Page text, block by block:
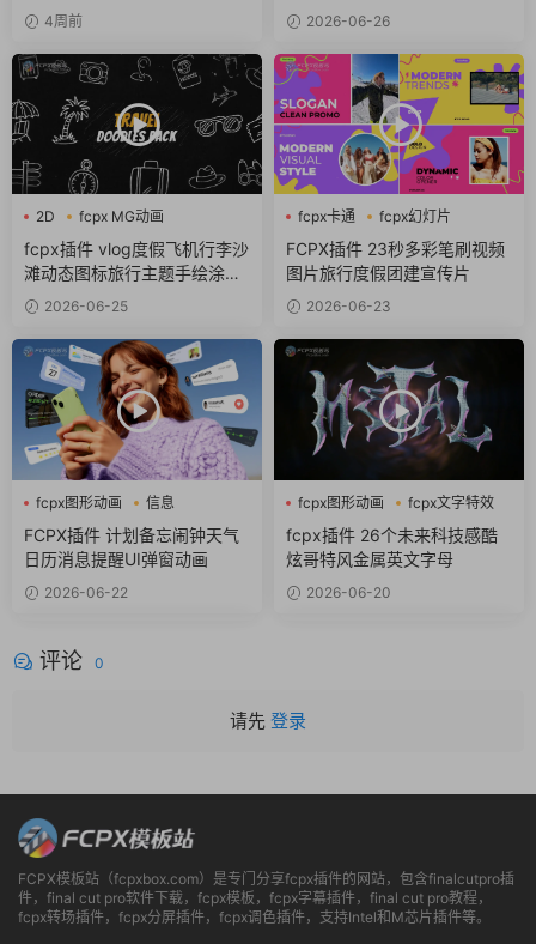
插件4周前
cpx插件
2026-06-26
2D
fcpx MG动画
fcpx卡通
fcpx插件 vlog度假飞机行李沙
滩动态图标旅行主题手绘涂鸦
包 2026-06-25
fcpx卡通
fcpx幻灯片
fcpx视频开场
FCPX插件 23秒多彩笔刷视频
图片旅行度假团建宣传片
2026-06-23
fcpx图形动画
信息
商务风
FCPX插件 计划备忘闹钟天气
日历消息提醒UI弹窗动画
2026-06-22
fcpx图形动画
fcpx文字特效
fcpx标题
fcpx插件 26个未来科技感酷
炫哥特风金属英文字母
2026-06-20
评论 0
请先 登录
FCPX模板站（fcpxbox.com）是专门分享fcpx插件的网站，包含finalcutpro插
件，final cut pro软件下载，fcpx模板，fcpx字幕插件，final cut pro教程，
fcpx转场插件，fcpx分屏插件，fcpx调色插件，支持Intel和M芯片插件等。